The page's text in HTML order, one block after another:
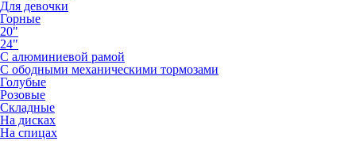
Для девочки
Горные
20"
24"
С алюминиевой рамой
С ободными механическими тормозами
Голубые
Розовые
Складные
На дисках
На спицах